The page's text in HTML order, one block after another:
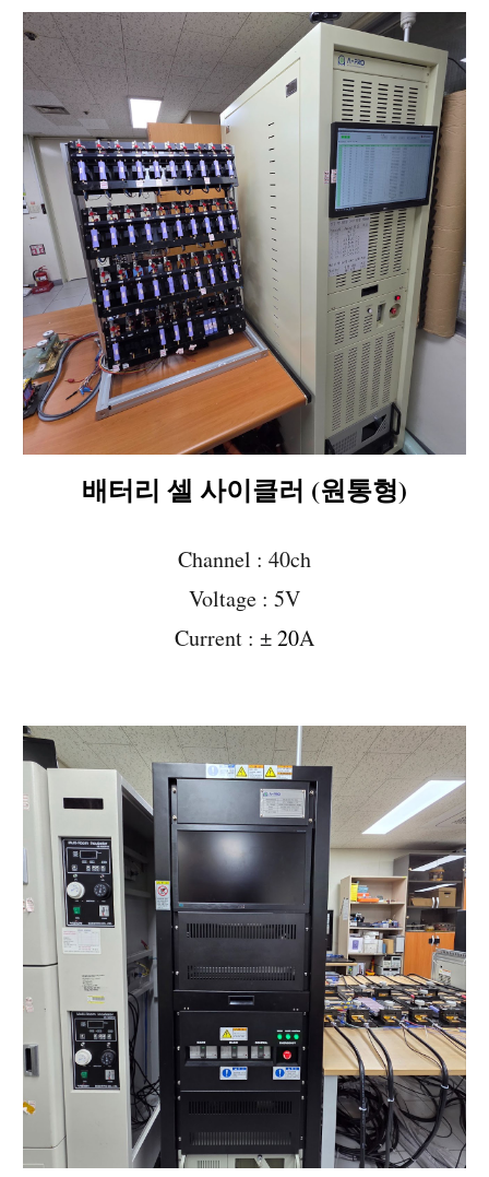
배터리 셀 사이클러 (원통형)
Channel : 40ch
Voltage : 5V
Current : ±20A